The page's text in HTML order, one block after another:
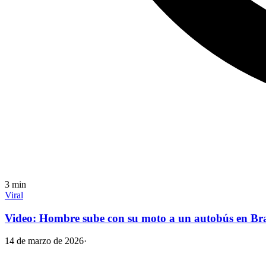
3 min
Viral
Video: Hombre sube con su moto a un autobús en
14 de marzo de 2026·